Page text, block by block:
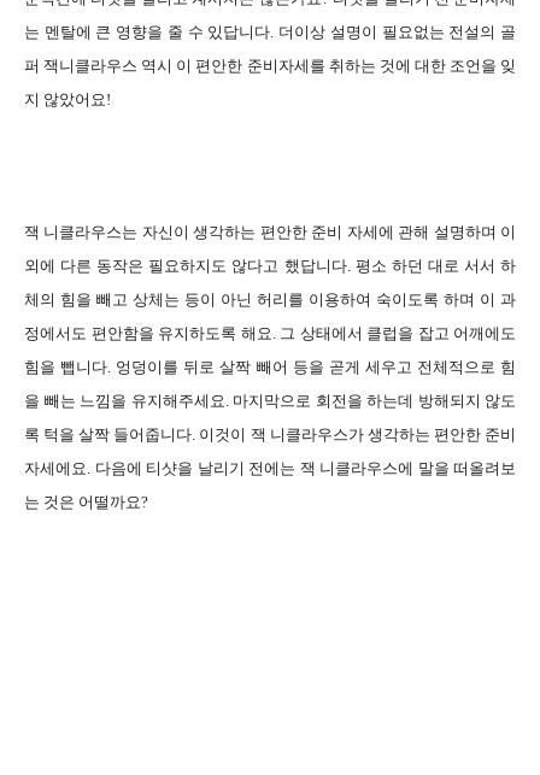
는 멘탈에 큰 영향을 줄 수 있답니다. 더이상 설명이 필요없는 전설의 골
퍼 잭니클라우스 역시 이 편안한 준비자세를 취하는 것에 대한 조언을 잊
지 않았어요!
잭 니클라우스는 자신이 생각하는 편안한 준비 자세에 관해 설명하며 이
외에 다른 동작은 필요하지도 않다고 했답니다. 평소 하던 대로 서서 하
체의 힘을 빼고 상체는 등이 아닌 허리를 이용하여 숙이도록 하며 이 과
정에서도 편안함을 유지하도록 해요. 그 상태에서 클럽을 잡고 어깨에도
힘을 뺍니다. 엉덩이를 뒤로 살짝 빼어 등을 곧게 세우고 전체적으로 힘
을 빼는 느낌을 유지해주세요. 마지막으로 회전을 하는데 방해되지 않도
록 턱을 살짝 들어줍니다. 이것이 잭 니클라우스가 생각하는 편안한 준비
자세에요. 다음에 티샷을 날리기 전에는 잭 니클라우스에 말을 떠올려보
는 것은 어떨까요?